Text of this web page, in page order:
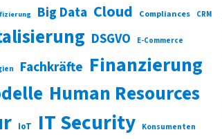
Big Data Cloud Compliances CRM
DSGVO E-Commerce
Fachkräfte Finanzierung
Human Resources
IoT IT Security Konsumenten